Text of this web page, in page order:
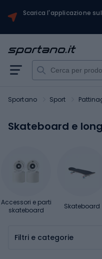
Scarica l'applicazione
Sportano Sport
Skateboard e
Accessori e parti
skateboard
Skateboard
Filtri e categorie